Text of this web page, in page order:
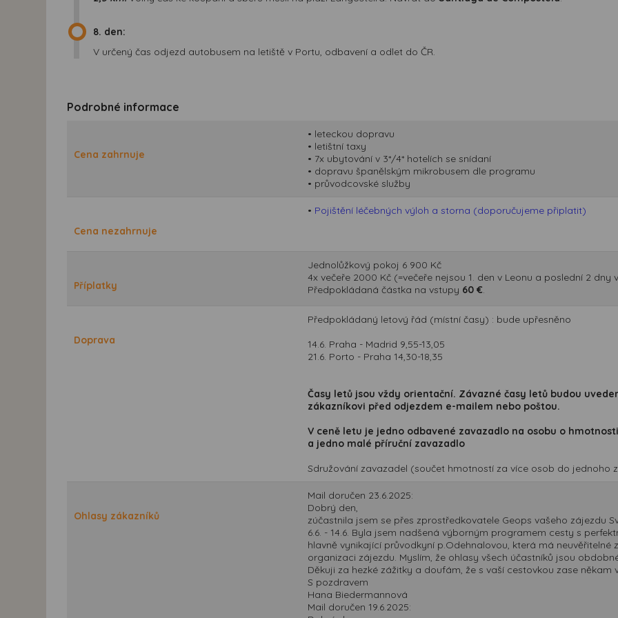
8. den:
V určený čas odjezd autobusem na letiště v Portu, odbavení a odlet do ČR.
Podrobné informace
Cena zahrnuje
• leteckou dopravu
• letištní taxy
• 7x ubytování v 3*/4* hotelích se snídaní
• dopravu španělským mikrobusem dle programu
• průvodcovské služby
Cena nezahrnuje
• Pojištění léčebných výloh a storna (doporučujeme připlatit)
Příplatky
Jednolůžkový pokoj 6 900 Kč
4x večeře 2000 Kč (=večeře nejsou 1. den v Leonu a poslední 2 dny
Předpokládaná částka na vstupy 60 €.
Doprava
Předpokládaný letový řád (místní časy) : bude upřesněno
14.6. Praha - Madrid 9,55-13,05
21.6. Porto - Praha 14,30-18,35
Časy letů jsou vždy orientační. Závazné časy letů budou
zákazníkovi před odjezdem e-mailem nebo poštou.
V ceně letu je jedno odbavené zavazadlo na osobu o
a jedno malé příruční zavazadlo
Sdružování zavazadel (součet hmotností za více osob do jednoho
Ohlasy zákazníků
Mail doručen 23.6.2025:
Dobrý den,
zúčastnila jsem se přes zprostředkovatele Geops vašeho zájezdu
6.6. - 14.6. Byla jsem nadšená výborným programem cesty s
hlavně vynikající průvodkyní p.Odehnalovou, která má
organizaci zájezdu. Myslím, že ohlasy všech účastníků jsou
Děkuji za hezké zážitky a doufám, že s vaší cestovkou zase někam
S pozdravem
Hana Biedermannová
Mail doručen 19.6.2025: